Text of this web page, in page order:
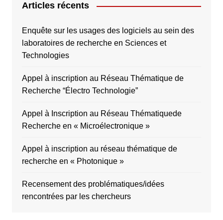
Articles récents
Enquête sur les usages des logiciels au sein des
laboratoires de recherche en Sciences et
Technologies
Appel à inscription au Réseau Thématique de
Recherche “Électro Technologie”
Appel à Inscription au Réseau Thématiquede
Recherche en « Microélectronique »
Appel à inscription au réseau thématique de
recherche en « Photonique »
Recensement des problématiques/idées
rencontrées par les chercheurs